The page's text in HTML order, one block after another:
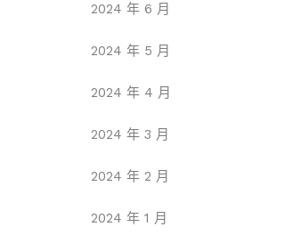
2024 年 6 月
2024 年 5 月
2024 年 4 月
2024 年 3 月
2024 年 2 月
2024 年 1 月